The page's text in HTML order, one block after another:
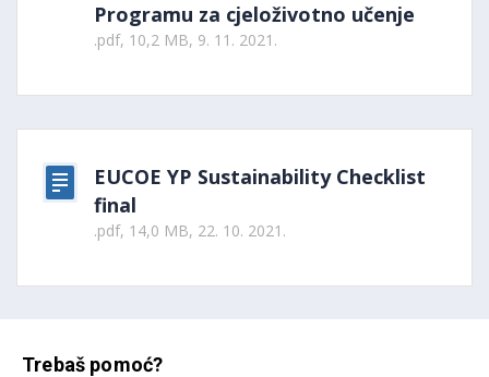
Programu za cjeloživotno učenje
.pdf, 10,2 MB, 9. 11. 2021.
EUCOE YP Sustainability Checklist
final
.pdf, 14,0 MB, 22. 10. 2021.
Trebaš pomoć?